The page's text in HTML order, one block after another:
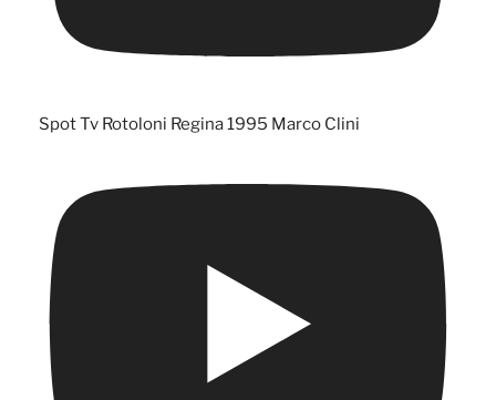
Spot Tv Rotoloni Regina 1995 Marco Clini